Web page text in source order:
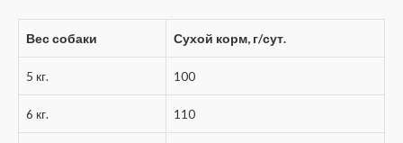
Вес собаки Сухой корм, г/сут.
5 кг. 100
6 кг. 110